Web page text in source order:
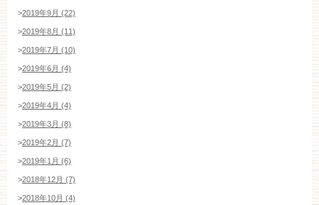
>2019年9月 (22)
>2019年8月 (11)
>2019年7月 (10)
>2019年6月 (4)
>2019年5月 (2)
>2019年4月 (4)
>2019年3月 (8)
>2019年2月 (7)
>2019年1月 (6)
>2018年12月 (7)
>2018年10月 (4)